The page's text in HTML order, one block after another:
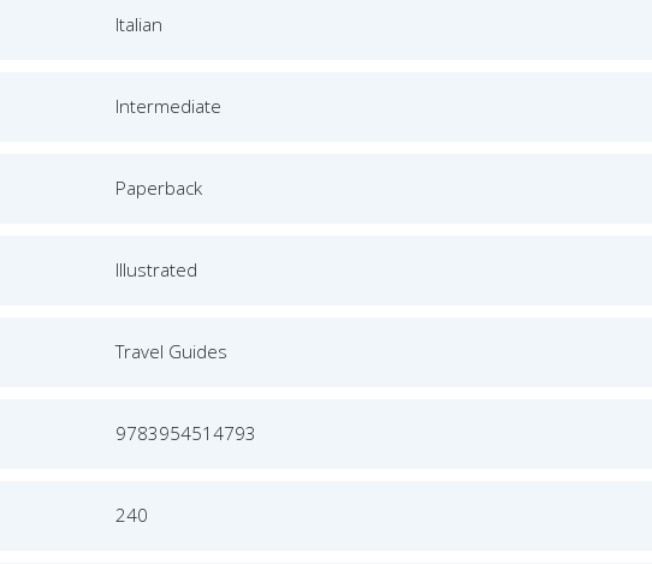
Italian
Intermediate
Paperback
Illustrated
Travel Guides
9783954514793
240